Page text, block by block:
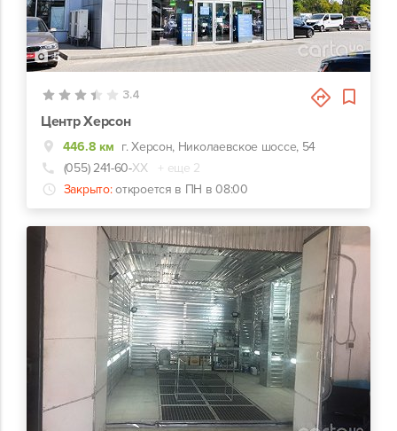
5
3.4
Центр Херсон
446.8 км г. Херсон, Николаевское шоссе, 54
(055) 241-60-ХХ
+ еще 2
Закрыто: откроется в ПН в 08:00